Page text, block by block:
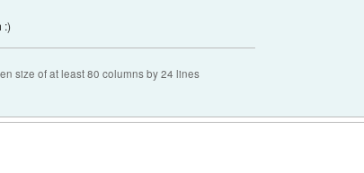
:)
size of at least 80 columns by 24 lines